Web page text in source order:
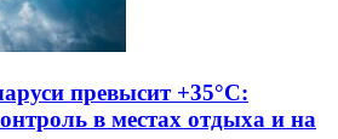
превысит +35°С:
в местах отдыха и на